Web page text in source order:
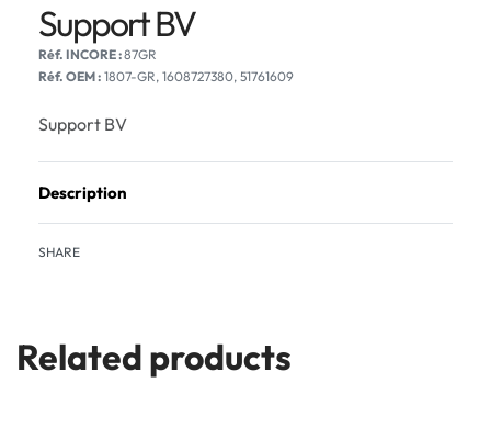
Support BV
87GR
Réf. OEM : 1807-GR, 1608727380, 51761609
Support BV
Description
SHARE
Related products